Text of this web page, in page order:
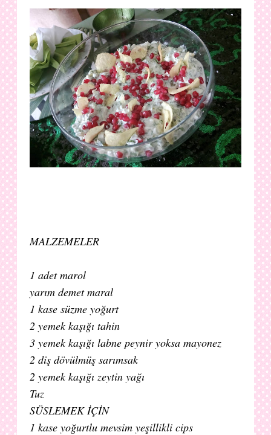
MALZEMELER
1 adet marol
yarım demet maral
1 kase süzme yoğurt
2 yemek kaşığı tahin
3 yemek kaşığı labne peynir yoksa mayonez
2 diş dövülmüş sarımsak
2 yemek kaşığı zeytin yağı
Tuz
SÜSLEMEK İÇİN
1 kase yoğurtlu mevsim yeşillikli cips